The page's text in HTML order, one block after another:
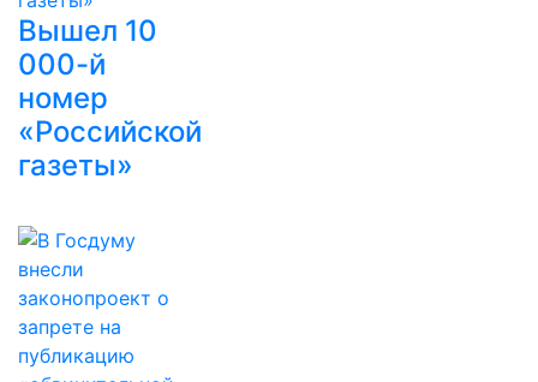
Вышел 10
000-й
номер
«Российской
газеты»